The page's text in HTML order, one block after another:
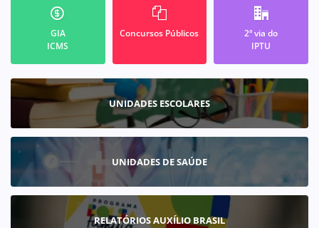
GIA
ICMS
Concursos Públicos
2ª via do
IPTU
UNIDADES ESCOLARES
UNIDADES DE SAÚDE
RELATÓRIOS AUXÍLIO BRASIL